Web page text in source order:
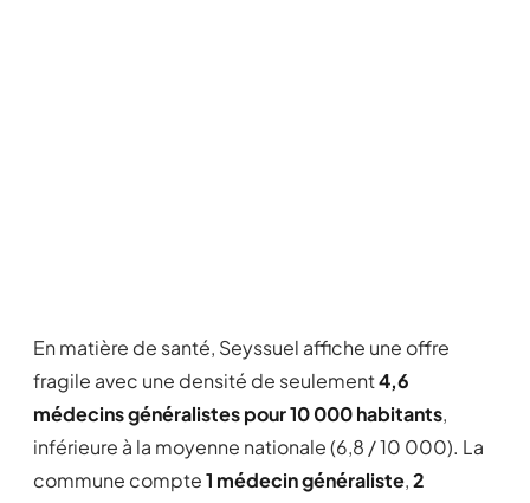
En matière de santé, Seyssuel affiche une offre
fragile avec une densité de seulement4,6
médecins généralistes pour 10 000 habitants,
inférieure à la moyenne nationale (6,8 / 10 000). La
commune compte1 médecin généraliste,2